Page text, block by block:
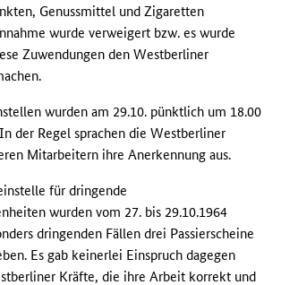
Genussmittel und Zigaretten
wurde verweigert bzw. es wurde
Zuwendungen den Westberliner
wurden am 29.10. pünktlich um 18.00
der Regel sprachen die Westberliner
Mitarbeitern ihre Anerkennung aus.
für dringende
wurden vom 27. bis 29.10.1964
dringenden Fällen drei Passierscheine
Es gab keinerlei Einspruch dagegen
Kräfte, die ihre Arbeit korrekt und